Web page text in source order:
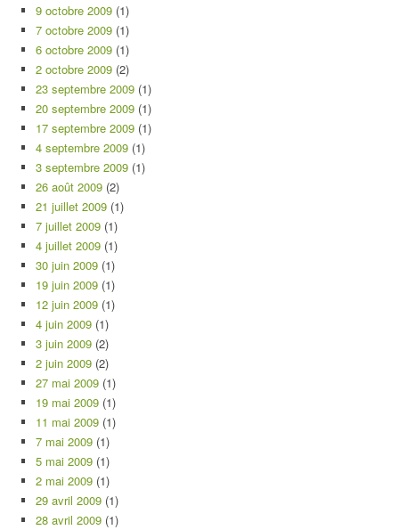
9 octobre 2009 (1)
7 octobre 2009 (1)
6 octobre 2009 (1)
2 octobre 2009 (2)
23 septembre 2009 (1)
20 septembre 2009 (1)
17 septembre 2009 (1)
4 septembre 2009 (1)
3 septembre 2009 (1)
26 août 2009 (2)
21 juillet 2009 (1)
7 juillet 2009 (1)
4 juillet 2009 (1)
30 juin 2009 (1)
19 juin 2009 (1)
12 juin 2009 (1)
4 juin 2009 (1)
3 juin 2009 (2)
2 juin 2009 (2)
27 mai 2009 (1)
19 mai 2009 (1)
11 mai 2009 (1)
7 mai 2009 (1)
5 mai 2009 (1)
2 mai 2009 (1)
29 avril 2009 (1)
28 avril 2009 (1)